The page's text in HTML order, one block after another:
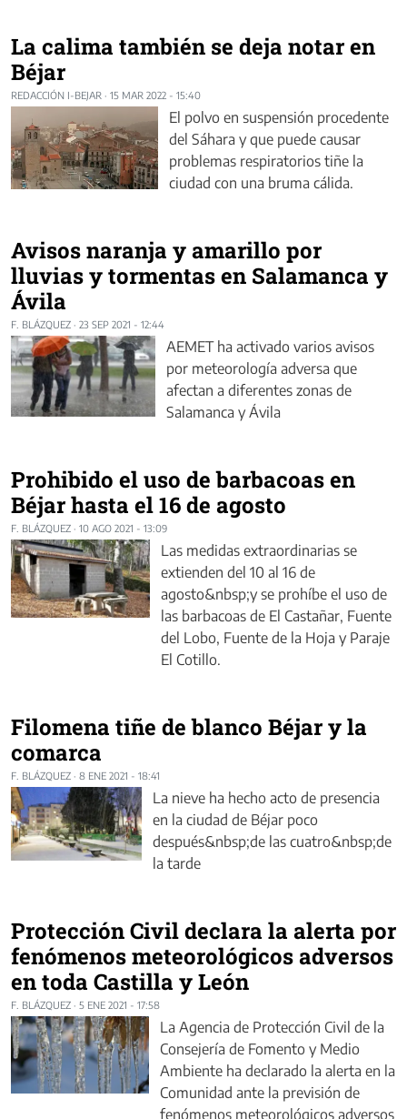
La calima también se deja notar en
Béjar
REDACCIÓN I-BEJAR · 15 MAR 2022 - 15:40
El polvo en suspensión procedente
del Sáhara y que puede causar
problemas respiratorios tiñe la
ciudad con una bruma cálida.
Avisos naranja y amarillo por
lluvias y tormentas en Salamanca y
Ávila
F. BLÁZQUEZ · 23 SEP 2021 - 12:44
AEMET ha activado varios avisos
por meteorología adversa que
afectan a diferentes zonas de
Salamanca y Ávila
Prohibido el uso de barbacoas en
Béjar hasta el 16 de agosto
F. BLÁZQUEZ · 10 AGO 2021 - 13:09
Las medidas extraordinarias se
extienden del 10 al 16 de
agosto&nbsp;y se prohíbe el uso de
las barbacoas de El Castañar, Fuente
del Lobo, Fuente de la Hoja y Paraje
El Cotillo.
Filomena tiñe de blanco Béjar y la
comarca
F. BLÁZQUEZ · 8 ENE 2021 - 18:41
La nieve ha hecho acto de presencia
en la ciudad de Béjar poco
después&nbsp;de las cuatro&nbsp;de
la tarde
Protección Civil declara la alerta por
fenómenos meteorológicos adversos
en toda Castilla y León
F. BLÁZQUEZ · 5 ENE 2021 - 17:58
La Agencia de Protección Civil de la
Consejería de Fomento y Medio
Ambiente ha declarado la alerta en la
Comunidad ante la previsión de
fenómenos meteorológicos adversos